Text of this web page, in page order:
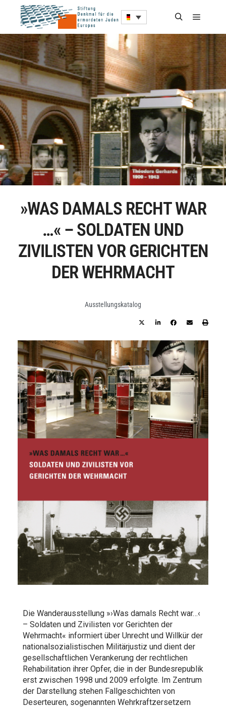
»WAS DAMALS RECHT WAR
…« – SOLDATEN UND
ZIVILISTEN VOR GERICHTEN
DER WEHRMACHT
Ausstellungskatalog
Die Wanderausstellung »›Was damals Recht war…‹
– Soldaten und Zivilisten vor Gerichten der
Wehrmacht« informiert über Unrecht und Willkür der
nationalsozialistischen Militärjustiz und dient der
gesellschaftlichen Verankerung der rechtlichen
Rehabilitation ihrer Opfer, die in der Bundesrepublik
erst zwischen 1998 und 2009 erfolgte. Im Zentrum
der Darstellung stehen Fallgeschichten von
Deserteuren, sogenannten Wehrkraftzersetzern